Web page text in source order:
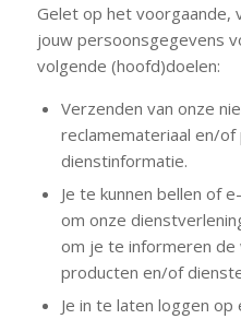
Gelet op het voorgaande,
jouw persoonsgegevens
volgende (hoofd)doelen:
Verzenden van onze
reclamemateriaal en/
dienstinformatie.
Je te kunnen bellen of
om onze
om je te informeren de
producten en/of
Je in te laten loggen